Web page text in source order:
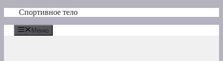
Перейти
содержимому
Спортивное тело
Меню